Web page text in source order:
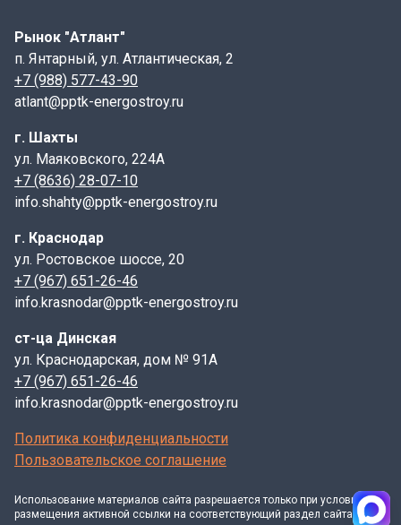
Высота люка- 90 мм;
Габариты проема- 800х400х50 мм
Масса люка- 45 кг;
Номинальная нагрузка при испытаниях- 25 т.с.
Материал корпуса, крышки- ВЧШГ;
Дождеприемник
соответствует требованиям ГОСТ 3634-2019 EN124
Ливневая канализация
дождевых и талых вод с дорог и
тротуаров.Дождеприемник
магистральныйвыдерживает нагрузку
автотранспорта и может быть установлен на проезжей
части с интенсивным движением.
решеткиустанавливаются на тротуарах под сливом
водосточных систем, предназначенных для приема
решеткиизготавливаются из высокопрочного чугуна
ВЧШГ марки не ниже ВЧ40 по Гост 7293.
В комплект, как правило входят корпус, монтируемый
в асфальт и прямоугольная решетка с шарниром и
Рынок "Атлант"
п. Янтарный, ул. Атлантическая, 2
+7 (988) 577-43-90
atlant@pptk-energostroy.ru
г. Шахты
ул. Маяковского, 224А
+7 (8636) 28-07-10
info.shahty@pptk-energostroy.ru
г. Краснодар
ул. Ростовское шоссе, 20
+7 (967) 651-26-46
info.krasnodar@pptk-energostroy.ru
ст-ца Динская
ул. Краснодарская, дом № 91А
+7 (967) 651-26-46
info.krasnodar@pptk-energostroy.ru
Политика конфиденциальности
Пользовательское соглашение
Использование материалов сайта разрешается только при условии
размещения активной ссылки на соответствующий раздел сайта и